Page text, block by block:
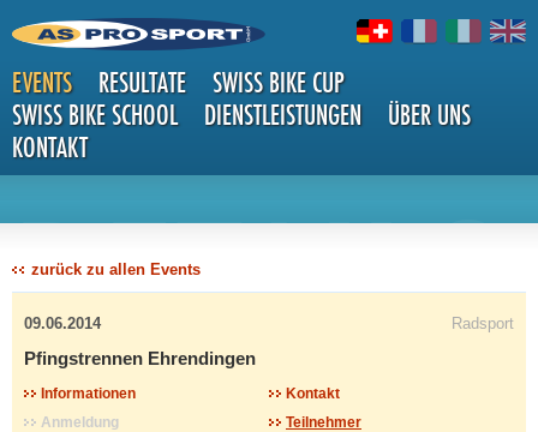
EVENTS RESULTATE
SWISS BIKE CUP
SWISS BIKE SCHOOL
DIENSTLEISTUNGEN
ÜBER UNS
KONTAKT
DETAILS
zurück zu allen Events
09.06.2014 Radsport
Pfingstrennen Ehrendingen
Informationen
Kontakt
Anmeldung
Teilnehmer